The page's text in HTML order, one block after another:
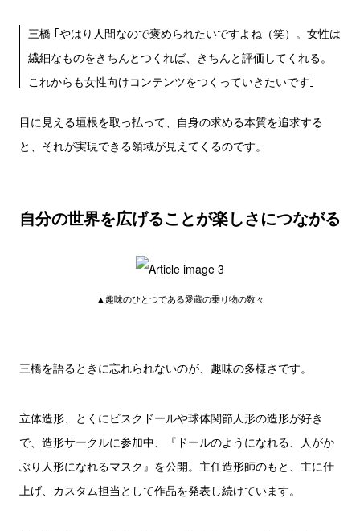
三橋 ｢やはり人間なので褒められたいですよね（笑）。女性は
繊細なものをきちんとつくれば、きちんと評価してくれる。
これからも女性向けコンテンツをつくっていきたいです｣
目に見える垣根を取っ払って、自身の求める本質を追求する
と、それが実現できる領域が見えてくるのです。
自分の世界を広げることが楽しさにつながる
▲趣味のひとつである愛蔵の乗り物の数々
三橋を語るときに忘れられないのが、趣味の多様さです。
立体造形、とくにビスクドールや球体関節人形の造形が好き
で、造形サークルに参加中、『ドールのようになれる、人がか
ぶり人形になれるマスク』を公開。主任造形師のもと、主に仕
上げ、カスタム担当として作品を発表し続けています。